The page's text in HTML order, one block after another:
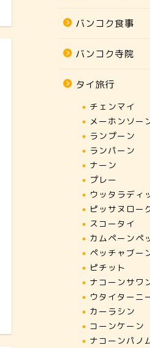
【ワット・プラ
チャーダーラー
ド仏があった寺院。
バンコク食事
バンコク寺院
タイ旅行
チェンマイ
メーホンソー
ランプーン
ランパーン
ナーン
プレー
ウッタラディ
ピッサヌロー
スコータイ
カムペーンペ
ペッチャブー
ピチット
ナコーンサワ
ウタイターニ
カーラシン
コーンケーン
ナコーンパノ